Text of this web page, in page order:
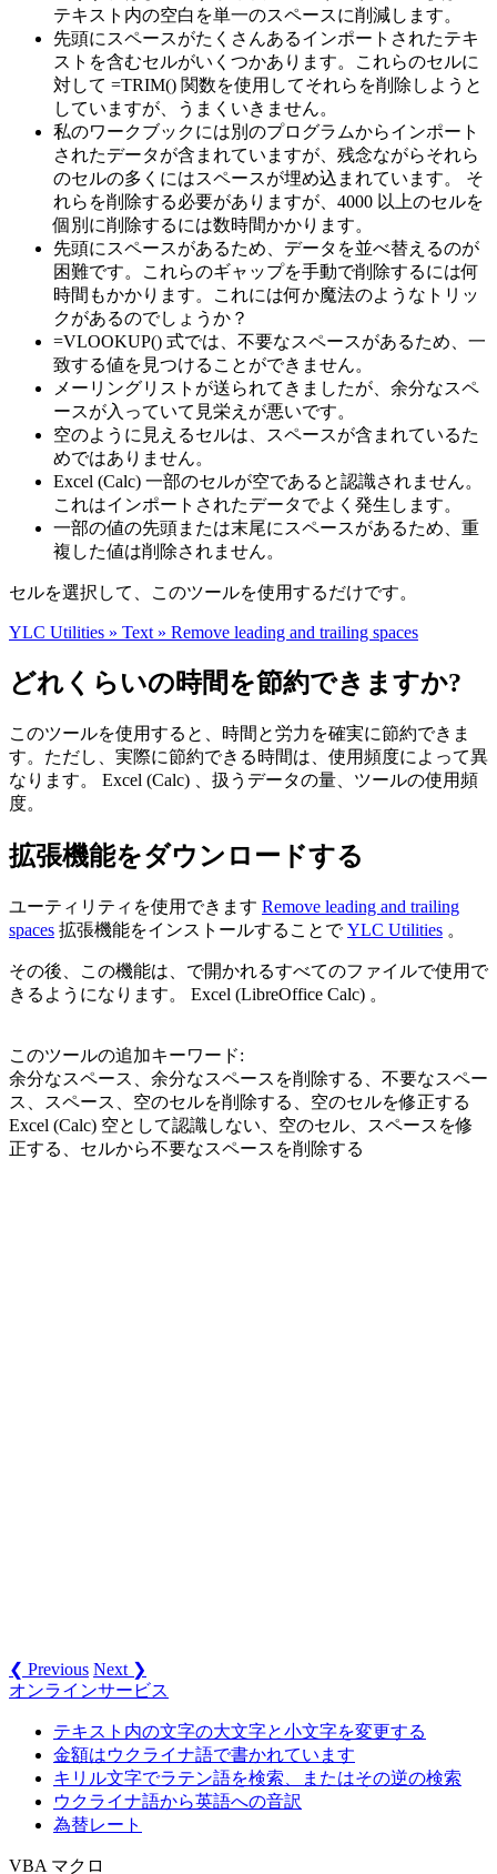
テキスト内の空白を単一のスペースに削減します。
先頭にスペースがたくさんあるインポートされたテキ
ストを含むセルがいくつかあります。これらのセルに
対して =TRIM() 関数を使用してそれらを削除しようと
していますが、うまくいきません。
私のワークブックには別のプログラムからインポート
されたデータが含まれていますが、残念ながらそれら
のセルの多くにはスペースが埋め込まれています。 そ
れらを削除する必要がありますが、4000 以上のセルを
個別に削除するには数時間かかります。
先頭にスペースがあるため、データを並べ替えるのが
困難です。これらのギャップを手動で削除するには何
時間もかかります。これには何か魔法のようなトリッ
クがあるのでしょうか？
=VLOOKUP() 式では、不要なスペースがあるため、一
致する値を見つけることができません。
メーリングリストが送られてきましたが、余分なスペ
ースが入っていて見栄えが悪いです。
空のように見えるセルは、スペースが含まれているた
めではありません。
Excel (Calc) 一部のセルが空であると認識されません。
これはインポートされたデータでよく発生します。
一部の値の先頭または末尾にスペースがあるため、重
複した値は削除されません。
セルを選択して、このツールを使用するだけです。
YLC Utilities » Text » Remove leading and trailing spaces
どれくらいの時間を節約できますか?
このツールを使用すると、時間と労力を確実に節約できま
す。ただし、実際に節約できる時間は、使用頻度によって異
なります。 Excel (Calc) 、扱うデータの量、ツールの使用頻
度。
拡張機能をダウンロードする
ユーティリティを使用できます Remove leading and trailing
spaces 拡張機能をインストールすることでYLC Utilities 。
その後、この機能は、で開かれるすべてのファイルで使用で
きるようになります。 Excel (LibreOffice Calc) 。
このツールの追加キーワード:
余分なスペース、余分なスペースを削除する、不要なスペー
ス、スペース、空のセルを削除する、空のセルを修正する
Excel (Calc) 空として認識しない、空のセル、スペースを修
正する、セルから不要なスペースを削除する
❮ Previous Next ❯
オンラインサービス
テキスト内の文字の大文字と小文字を変更する
金額はウクライナ語で書かれています
キリル文字でラテン語を検索、またはその逆の検索
ウクライナ語から英語への音訳
為替レート
VBA マクロ